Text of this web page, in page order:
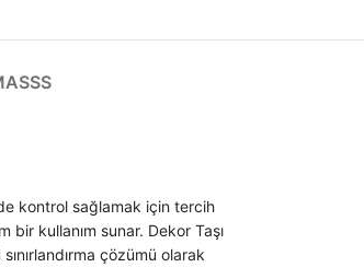
SSS
kontrol sağlamak için tercih
kullanım sunar. Dekor Taşı
çözümü olarak